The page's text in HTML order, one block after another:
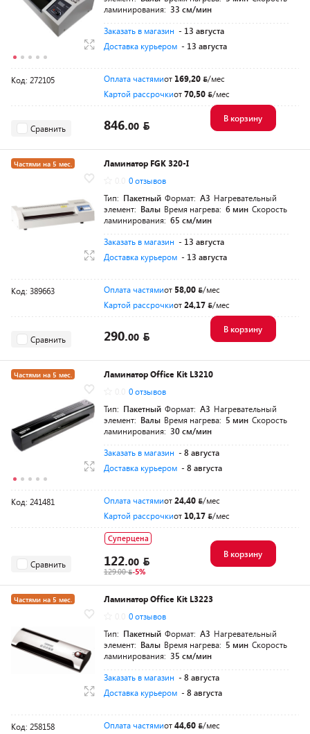
ламинирования: 33 см/мин
Заказать в магазин - 13 августа
Доставка курьером - 13 августа
Код: 272105 Оплата частямиот 169,20
/мес
Картой рассрочкиот70,50 /мес
Сравнить 846.00
В корзину
Частями на 5 мес.
Ламинатор FGK 320-I
0 отзывов
Тип: Пакетный Формат: A3 Нагревательный
элемент: Валы Время нагрева: 6 мин Скорость
ламинирования: 65 см/мин
Заказать в магазин - 13 августа
Доставка курьером - 13 августа
Код: 389663 Оплата частямиот 58,00
/мес
Картой рассрочкиот24,17 /мес
Сравнить 290.00
В корзину
Частями на 5 мес.
Ламинатор Office Kit L3210
0 отзывов
Тип: Пакетный Формат: A3 Нагревательный
элемент: Валы Время нагрева: 5 мин Скорость
ламинирования: 30 см/мин
Заказать в магазин - 8 августа
Доставка курьером - 8 августа
Код: 241481 Оплата частямиот24,40
/мес
Картой рассрочкиот 10,17 /мес
Сравнить
Суперцена
122.00
129.00 -5%
В корзину
Частями на 5 мес.
Ламинатор Office Kit L3223
0 отзывов
Тип: Пакетный Формат: A3 Нагревательный
элемент: Валы Время нагрева: 5 мин Скорость
ламинирования: 35 см/мин
Заказать в магазин - 8 августа
Доставка курьером - 8 августа
Код: 258158 Оплата частямиот44,60
/мес